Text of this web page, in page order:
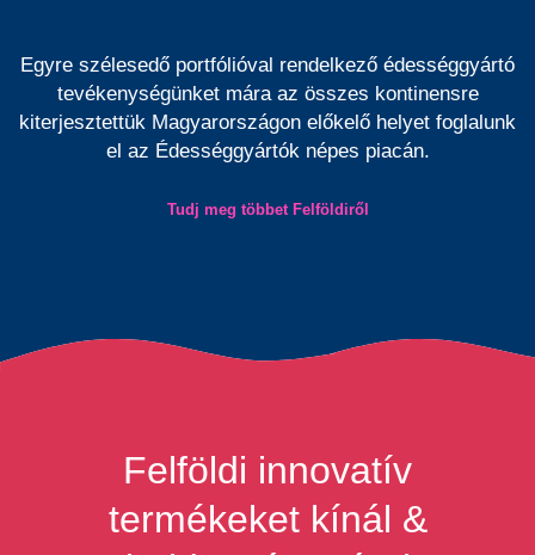
Egyre szélesedő portfólióval rendelkező édességgyártó
tevékenységünket mára az összes kontinensre
kiterjesztettük Magyarországon előkelő helyet foglalunk
el az Édességgyártók népes piacán.
Tudj meg többet Felföldiről
Felföldi innovatív
termékeket kínál &